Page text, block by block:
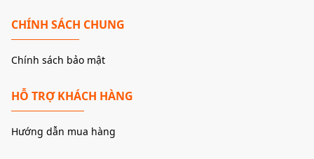
CHÍNH SÁCH CHUNG
Chính sách bảo mật
HỖ TRỢ KHÁCH HÀNG
Hướng dẫn mua hàng